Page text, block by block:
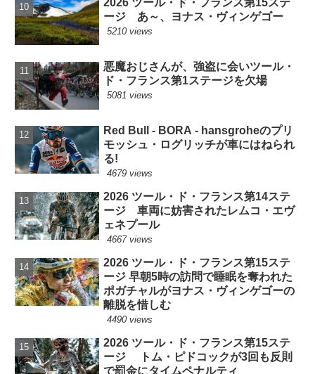
ージ あ～、ヨナス・ヴィンゲゴー
5210 views
悪魔おじさんが、強盗に会いツール・
ド・フランス第1ステージを欠場
5081 views
Red Bull - BORA - hansgroheのプリ
モッシュ・ログリッチが車にはねられ
る!
4679 views
2026 ツール・ド・フランス第14ステ
ージ 車両に妨害されたレムコ・エヴ
ェネプール
4667 views
2026 ツール・ド・フランス第15ステ
ージ 早朝5時の訪問で睡眠を奪われた
ポガチャルがヨナス・ヴィンゲゴーの
離脱を惜しむ
4490 views
2026 ツール・ド・フランス第15ステ
ージ トム・ピドコックが3回も反則
で罰金にタイムペナルティ